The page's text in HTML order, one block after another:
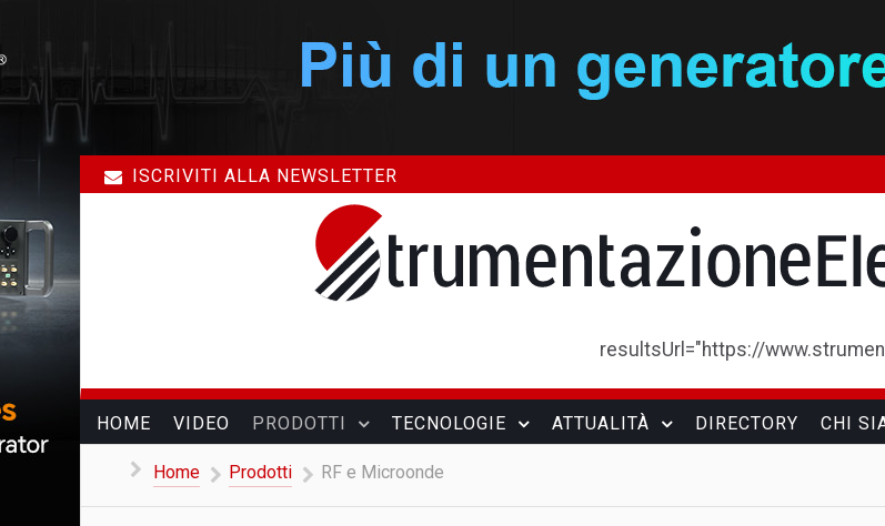
ISCRIVITI ALLA NEWSLETTER
resultsUrl="https://
HOME VIDEO PRODOTTI TECNOLOGIE ATTUALITÀ DIRECTORY CHI
Home Prodotti RF e Microonde